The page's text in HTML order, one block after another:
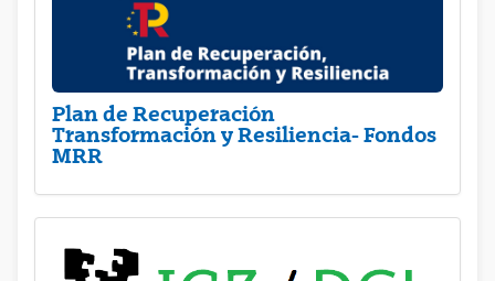
Plan de Recuperación
Transformación y Resiliencia- Fondos
MRR